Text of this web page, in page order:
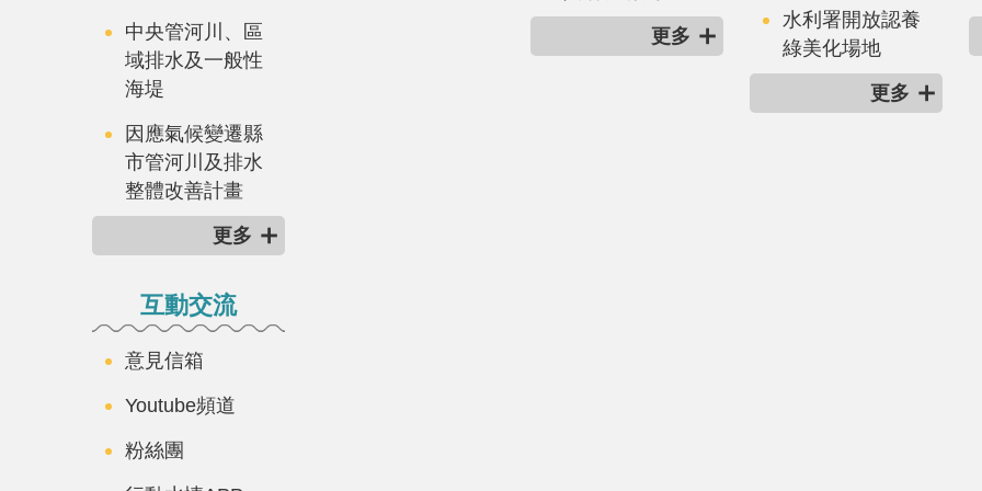
中央管河川、區
域排水及一般性
海堤
因應氣候變遷縣
市管河川及排水
整體改善計畫
更多
更多
水利署開放認養
綠美化場地
更多
互動交流
意見信箱
Youtube頻道
粉絲團